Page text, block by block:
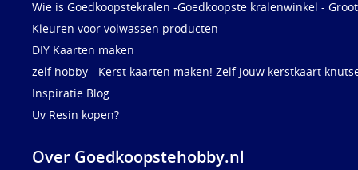
Wie is Goedkoopstekralen -Goedkoopste kralenwinkel -
Kleuren voor volwassen producten
DIY Kaarten maken
zelf hobby - Kerst kaarten maken! Zelf jouw kerstkaart
Inspiratie Blog
Uv Resin kopen?
Over Goedkoopstehobby.nl